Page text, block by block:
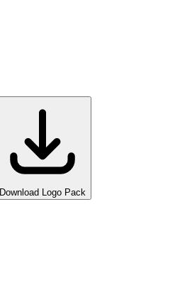
Download Logo Pack